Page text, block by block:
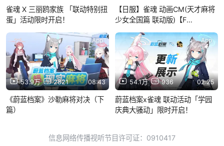
雀魂 X 三丽鸥家族 「联动特别扭
蛋」活动限时开启！
【日服】雀魂 动画CM(天才麻将
少女全国篇 联动版)【F
53.9万 2821 08:43
App
《蔚蓝档案》沙勒麻将对决（下
篇）
54.1万 936 02:25
App
蔚蓝档案x雀魂 联动活动「学园
庆典大骚动」限时开启！
信息网络传播视听节目许可证：0910417